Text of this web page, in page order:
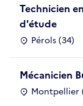
Technicien
d'étude
Pérols (34)
Mécanicien
Montpellier